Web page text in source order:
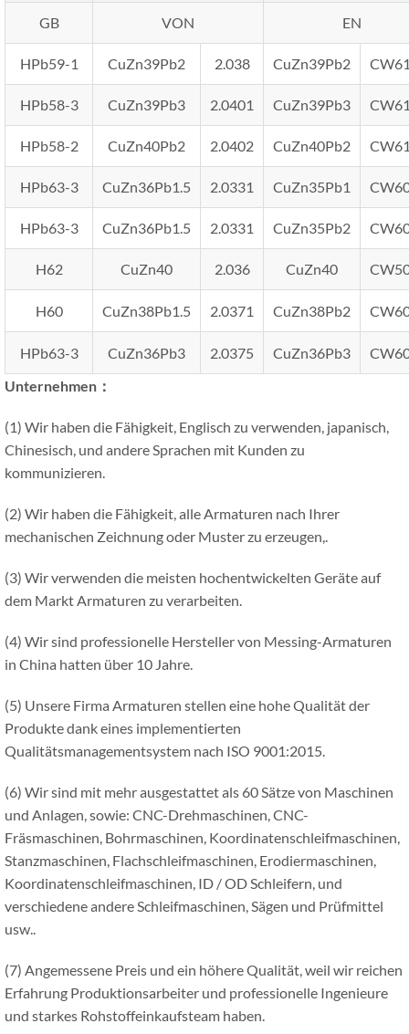
GB VON EN
HPb59-1 CuZn39Pb2 2.038 CuZn39Pb2
HPb58-3 CuZn39Pb3 2.0401 CuZn39Pb3
HPb58-2 CuZn40Pb2 2.0402 CuZn40Pb2
HPb63-3 CuZn36Pb1.5 2.0331 CuZn35Pb1
HPb63-3 CuZn36Pb1.5 2.0331 CuZn35Pb2
H62 CuZn40 2.036 CuZn40
H60 CuZn38Pb1.5 2.0371 CuZn38Pb2
HPb63-3 CuZn36Pb3 2.0375 CuZn36Pb3
Unternehmen：
(1) Wir haben die Fähigkeit, Englisch zu verwenden, japanisch,
Chinesisch, und andere Sprachen mit Kunden zu
kommunizieren.
(2) Wir haben die Fähigkeit, alle Armaturen nach Ihrer
mechanischen Zeichnung oder Muster zu erzeugen,.
(3) Wir verwenden die meisten hochentwickelten Geräte auf
dem Markt Armaturen zu verarbeiten.
(4) Wir sind professionelle Hersteller von Messing-Armaturen
in China hatten über 10 Jahre.
(5) Unsere Firma Armaturen stellen eine hohe Qualität der
Produkte dank eines implementierten
Qualitätsmanagementsystem nach ISO 9001:2015.
(6) Wir sind mit mehr ausgestattet als 60 Sätze von Maschinen
und Anlagen, sowie: CNC-Drehmaschinen, CNC-
Fräsmaschinen, Bohrmaschinen, Koordinatenschleifmaschinen,
Stanzmaschinen, Flachschleifmaschinen, Erodiermaschinen,
Koordinatenschleifmaschinen, ID / OD Schleifern, und
verschiedene andere Schleifmaschinen, Sägen und Prüfmittel
usw..
(7) Angemessene Preis und ein höhere Qualität, weil wir reichen
Erfahrung Produktionsarbeiter und professionelle Ingenieure
und starkes Rohstoffeinkaufsteam haben.